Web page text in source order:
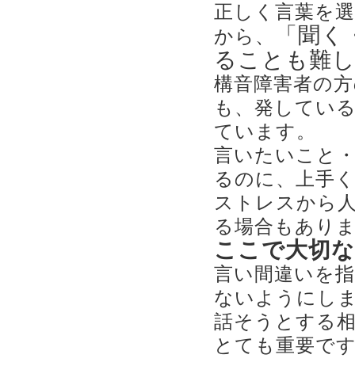
正しく言葉を
から、
「聞
ることも難
構音障害者の
も、発してい
ています。
言いたいこと
るのに、上手
ストレスから
る場合もあり
ここで大切
言い間違いを
ないようにし
話そうとする
とても重要で